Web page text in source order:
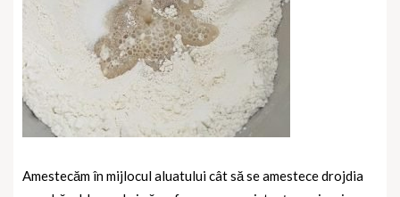
Amestecăm în mijlocul aluatului cât să se amestece drojdia